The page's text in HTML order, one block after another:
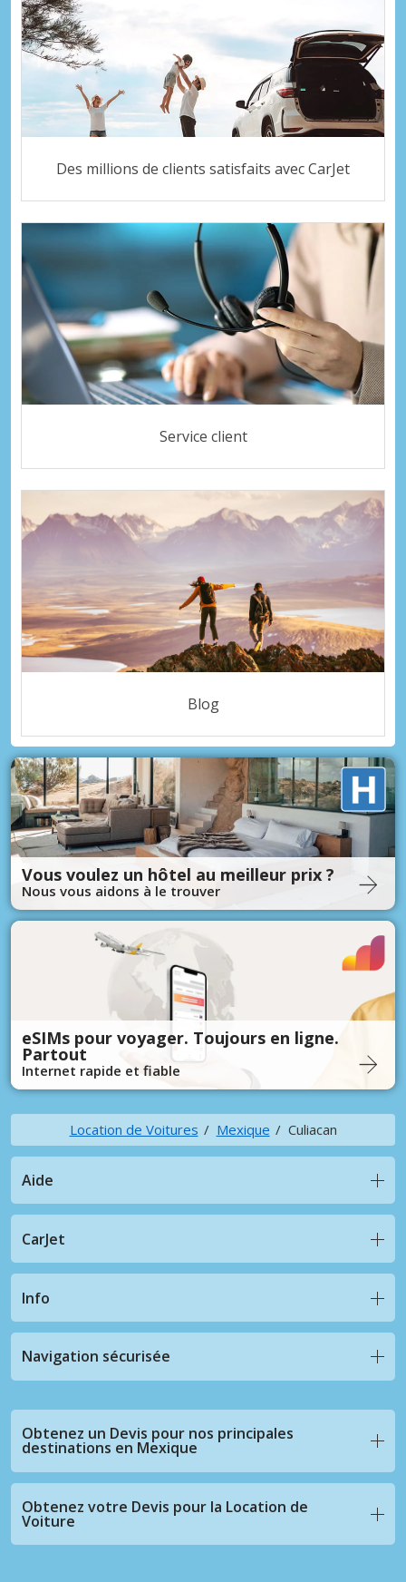
Des millions de clients satisfaits avec CarJet
Service client
Blog
Vous voulez un hôtel au meilleur prix ?
Nous vous aidons à le trouver
eSIMs pour voyager. Toujours en ligne.
Partout
Internet rapide et fiable
Location de Voitures Mexique Culiacan
Aide
CarJet
Info
Navigation sécurisée
Obtenez un Devis pour nos principales
destinations en Mexique
Obtenez votre Devis pour la Location de
Voiture